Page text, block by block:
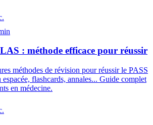
: méthode efficace pour réussir
méthodes de révision pour réussir le PASS
flashcards, annales... Guide complet
en médecine.